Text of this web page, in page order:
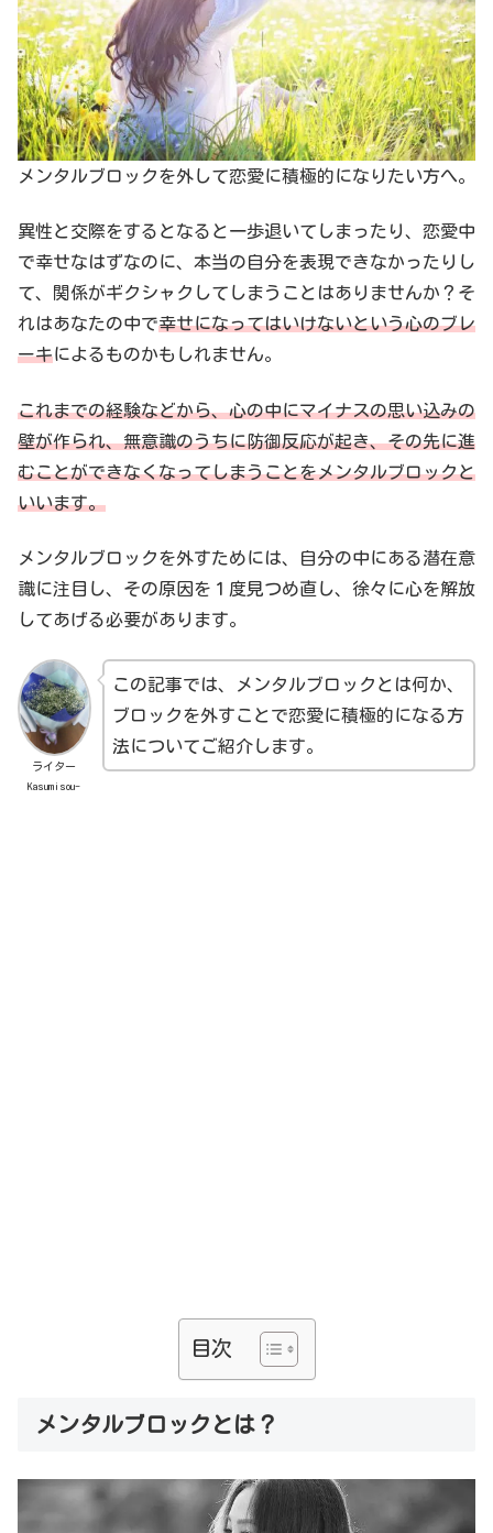
メンタルブロックを外して恋愛に積極的になりたい方へ。
異性と交際をするとなると一歩退いてしまったり、恋愛中
で幸せなはずなのに、本当の自分を表現できなかったりし
て、関係がギクシャクしてしまうことはありませんか？そ
れはあなたの中で幸せになってはいけないという心のブレ
ーキによるものかもしれません。
これまでの経験などから、心の中にマイナスの思い込みの
壁が作られ、無意識のうちに防御反応が起き、その先に進
むことができなくなってしまうことをメンタルブロックと
いいます。
メンタルブロックを外すためには、自分の中にある潜在意
識に注目し、その原因を１度見つめ直し、徐々に心を解放
してあげる必要があります。
ライター
Kasumisou-
この記事では、メンタルブロックとは何か、
ブロックを外すことで恋愛に積極的になる方
法についてご紹介します。
目次
メンタルブロックとは？